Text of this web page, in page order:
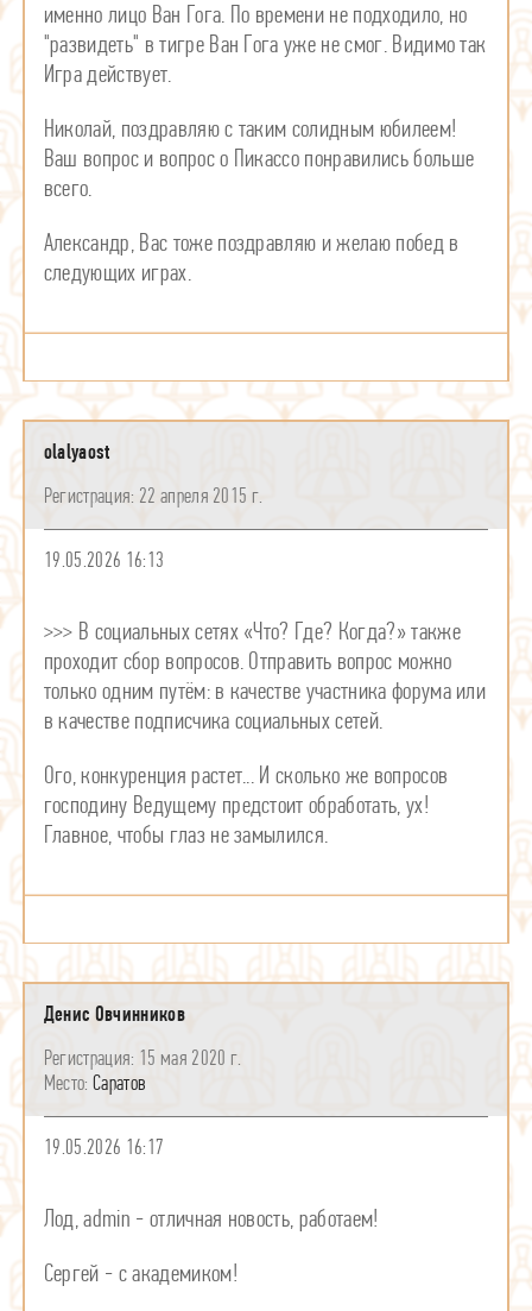
именно лицо Ван Гога. По времени не подходило, но
"развидеть" в тигре Ван Гога уже не смог. Видимо так
Игра действует.
Николай, поздравляю с таким солидным юбилеем!
Ваш вопрос и вопрос о Пикассо понравились больше
всего.
Александр, Вас тоже поздравляю и желаю побед в
следующих играх.
olalyaost
22 апреля 2015 г.
19.05.2026 16:13
>>> В социальных сетях «Что? Где? Когда?» также
проходит сбор вопросов. Отправить вопрос можно
только одним путём: в качестве участника форума или
в качестве подписчика социальных сетей.
Ого, конкуренция растет... И сколько же вопросов
господину Ведущему предстоит обработать, ух!
Главное, чтобы глаз не замылился.
Денис Овчинников
15 мая 2020 г.
Саратов
19.05.2026 16:17
Лод, admin - отличная новость, работаем!
Сергей - с академиком!